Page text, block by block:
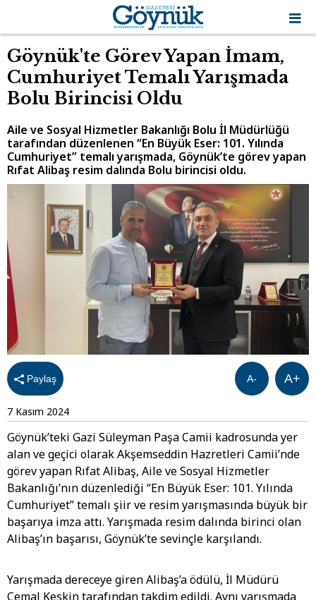
Göynük'te Görev Yapan İmam,
Cumhuriyet Temalı Yarışmada
Bolu Birincisi Oldu
Aile ve Sosyal Hizmetler Bakanlığı Bolu İl Müdürlüğü
tarafından düzenlenen “En Büyük Eser: 101. Yılında
Cumhuriyet” temalı yarışmada, Göynük’te görev yapan
Rıfat Alibaş resim dalında Bolu birincisi oldu.
Paylaş A+
A-
7 Kasım 2024
Göynük’teki Gazi Süleyman Paşa Camii kadrosunda yer
alan ve geçici olarak Akşemseddin Hazretleri Camii’nde
görev yapan Rıfat Alibaş, Aile ve Sosyal Hizmetler
Bakanlığı’nın düzenlediği “En Büyük Eser: 101. Yılında
Cumhuriyet” temalı şiir ve resim yarışmasında büyük bir
başarıya imza attı. Yarışmada resim dalında birinci olan
Alibaş’ın başarısı, Göynük’te sevinçle karşılandı.
Yarışmada dereceye giren Alibaş’a ödülü, İl Müdürü
Cemal Keskin tarafından takdim edildi. Aynı yarışmada